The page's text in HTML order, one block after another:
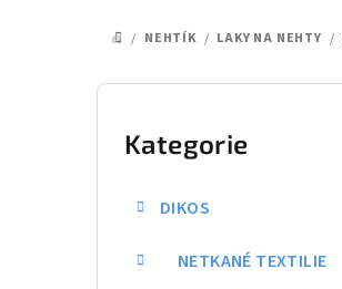
DOMŮ
/ NEHTÍK / LAKY NA NEHTY /
P
Přeskočit
kategorie
Kategorie
DIKOS
NETKANÉ TEXTILIE